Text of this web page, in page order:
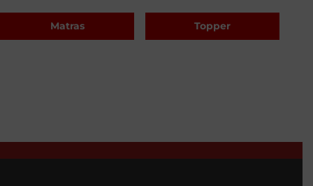
Matras Topper